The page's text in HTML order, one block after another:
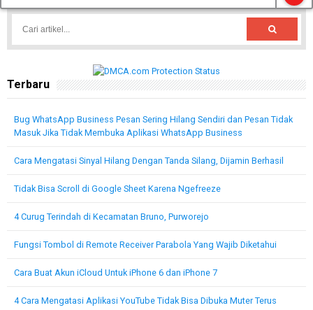
Terbaru
Bug WhatsApp Business Pesan Sering Hilang Sendiri dan Pesan Tidak
Masuk Jika Tidak Membuka Aplikasi WhatsApp Business
Cara Mengatasi Sinyal Hilang Dengan Tanda Silang, Dijamin Berhasil
Tidak Bisa Scroll di Google Sheet Karena Ngefreeze
4 Curug Terindah di Kecamatan Bruno, Purworejo
Fungsi Tombol di Remote Receiver Parabola Yang Wajib Diketahui
Cara Buat Akun iCloud Untuk iPhone 6 dan iPhone 7
4 Cara Mengatasi Aplikasi YouTube Tidak Bisa Dibuka Muter Terus